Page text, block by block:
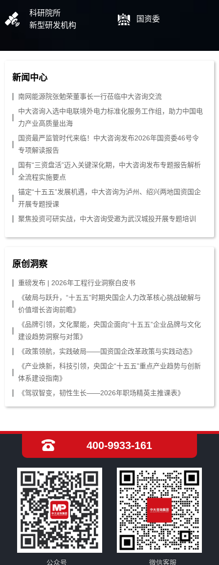
科研院所
新型研发机构
国资委
新闻中心
南网能源院张勉荣董事长一行莅临中大咨询交流
中大咨询入选中电联境外电力标准化服务工作组，助力中国电
力产业高质量出海
国资最严监管时代来临！中大咨询发布2026年国资委46号令
专项解读报告
国有“三资盘活”迈入关键深化期，中大咨询发布专题报告解析
全流程实施要点
锚定“十五五”发展机遇，中大咨询为泸州、绍兴两地国资国企
开展专题授课
聚焦投资可研实战，中大咨询受邀为武汉城投开展专题培训
原创洞察
重磅发布 | 2026年工程行业洞察白皮书
《破局与跃升，“十五五”时期央国企人力改革核心挑战破解与
价值增长咨询前瞻》
《品牌引领，文化聚能，央国企面向“十五五”企业品牌与文化
建设趋势洞察与对策》
《政策领航，实践破局——国资国企改革政策与实践动态》
《产业焕新，科技引领，央国企“十五五”重点产业趋势与创新
体系建设指南》
《驾驭智变，韧性生长——2026年职场精英主推课表》
400-9933-161
公众号 微信客服